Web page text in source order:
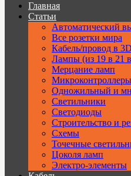
Главная
Статьи
Автоматический
Все розетки мира
Кабель/провод в
Лампы (из 19 в 21
Мерцание ламп
Одножильный и
Светильники
Светодиоды
Строительство и
Схемы
Точечные
Цоколя ламп
Электро-элементы